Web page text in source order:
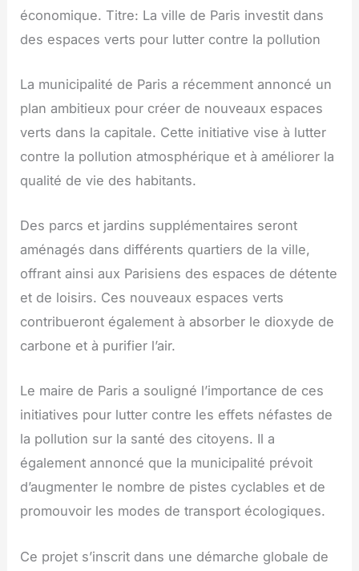
économique. Titre: La ville de Paris investit dans
des espaces verts pour lutter contre la pollution
La municipalité de Paris a récemment annoncé un
plan ambitieux pour créer de nouveaux espaces
verts dans la capitale. Cette initiative vise à lutter
contre la pollution atmosphérique et à améliorer la
qualité de vie des habitants.
Des parcs et jardins supplémentaires seront
aménagés dans différents quartiers de la ville,
offrant ainsi aux Parisiens des espaces de détente
et de loisirs. Ces nouveaux espaces verts
contribueront également à absorber le dioxyde de
carbone et à purifier l’air.
Le maire de Paris a souligné l’importance de ces
initiatives pour lutter contre les effets néfastes de
la pollution sur la santé des citoyens. Il a
également annoncé que la municipalité prévoit
d’augmenter le nombre de pistes cyclables et de
promouvoir les modes de transport écologiques.
Ce projet s’inscrit dans une démarche globale de